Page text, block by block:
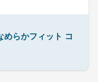
らかフィット コ